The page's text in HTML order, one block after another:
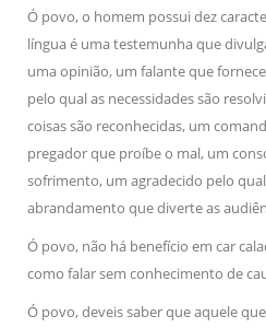
Ó povo, o homem possui dez
língua é uma testemunha que
uma opinião, um falante que
pelo qual as necessidades são
coisas são reconhecidas, um
pregador que proíbe o mal, um
sofrimento, um agradecido pelo
abrandamento que diverte as
Ó povo, não há benefício em car
como falar sem conhecimento de
Ó povo, deveis saber que aquele